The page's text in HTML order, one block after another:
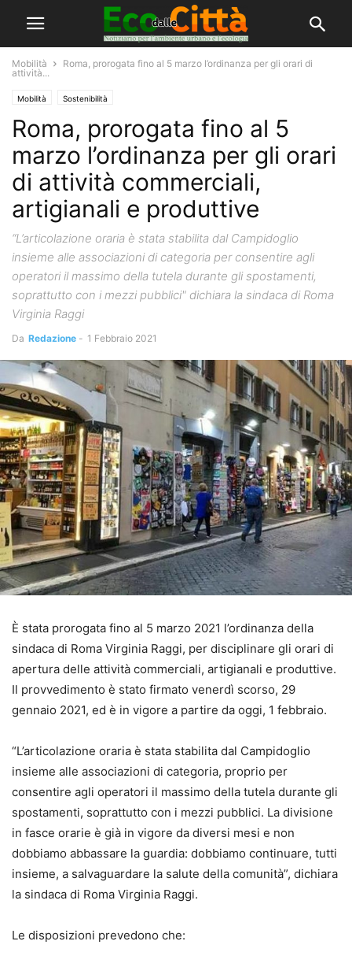
Mobilità
Roma, prorogata fino al 5 marzo l’ordinanza per gli orari di
attività...
Mobilità Sostenibilità
Roma, prorogata fino al 5
marzo l’ordinanza per gli orari
di attività commerciali,
artigianali e produttive
“L’articolazione oraria è stata stabilita dal Campidoglio
insieme alle associazioni di categoria per consentire agli
operatori il massimo della tutela durante gli spostamenti,
soprattutto con i mezzi pubblici" dichiara la sindaca di Roma
Virginia Raggi
Da Redazione - 1 Febbraio 2021
È stata prorogata fino al 5 marzo 2021 l’ordinanza della
sindaca di Roma Virginia Raggi, per disciplinare gli orari di
apertura delle attività commerciali, artigianali e produttive.
Il provvedimento è stato firmato venerdì scorso, 29
gennaio 2021, ed è in vigore a partire da oggi, 1 febbraio.
“L’articolazione oraria è stata stabilita dal Campidoglio
insieme alle associazioni di categoria, proprio per
consentire agli operatori il massimo della tutela durante gli
spostamenti, soprattutto con i mezzi pubblici. La divisione
in fasce orarie è già in vigore da diversi mesi e non
dobbiamo abbassare la guardia: dobbiamo continuare, tutti
insieme, a salvaguardare la salute della comunità”, dichiara
la sindaca di Roma Virginia Raggi.
Le disposizioni prevedono che: